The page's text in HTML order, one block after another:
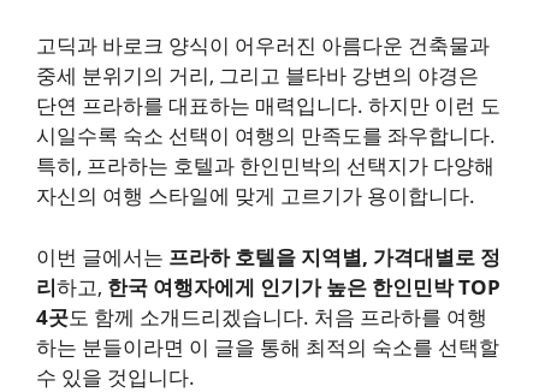
고딕과 바로크 양식이 어우러진 아름다운 건축물과
중세 분위기의 거리, 그리고 블타바 강변의 야경은
단연 프라하를 대표하는 매력입니다. 하지만 이런 도
시일수록 숙소 선택이 여행의 만족도를 좌우합니다.
특히, 프라하는 호텔과 한인민박의 선택지가 다양해
자신의 여행 스타일에 맞게 고르기가 용이합니다.
이번 글에서는 프라하 호텔을 지역별, 가격대별로 정
리하고, 한국 여행자에게 인기가 높은 한인민박 TOP
4곳도 함께 소개드리겠습니다. 처음 프라하를 여행
하는 분들이라면 이 글을 통해 최적의 숙소를 선택할
수 있을 것입니다.